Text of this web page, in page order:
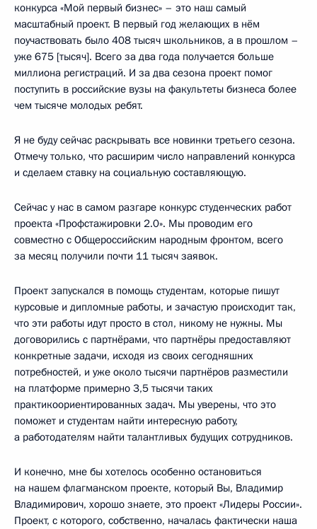
конкурса «Мой первый бизнес» – это наш самый
масштабный проект. В первый год желающих в нём
поучаствовать было 408 тысяч школьников, а в прошлом –
уже 675 [тысяч]. Всего за два года получается больше
миллиона регистраций. И за два сезона проект помог
поступить в российские вузы на факультеты бизнеса более
чем тысяче молодых ребят.
Я не буду сейчас раскрывать все новинки третьего сезона.
Отмечу только, что расширим число направлений конкурса
и сделаем ставку на социальную составляющую.
Сейчас у нас в самом разгаре конкурс студенческих работ
проекта «Профстажировки 2.0». Мы проводим его
совместно с Общероссийским народным фронтом, всего
за месяц получили почти 11 тысяч заявок.
Проект запускался в помощь студентам, которые пишут
курсовые и дипломные работы, и зачастую происходит так,
что эти работы идут просто в стол, никому не нужны. Мы
договорились с партнёрами, что партнёры предоставляют
конкретные задачи, исходя из своих сегодняшних
потребностей, и уже около тысячи партнёров разместили
на платформе примерно 3,5 тысячи таких
практикоориентированных задач. Мы уверены, что это
поможет и студентам найти интересную работу,
а работодателям найти талантливых будущих сотрудников.
И конечно, мне бы хотелось особенно остановиться
на нашем флагманском проекте, который Вы, Владимир
Владимирович, хорошо знаете, это проект «Лидеры России».
Проект, с которого, собственно, началась фактически наша